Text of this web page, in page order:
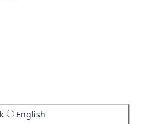
English